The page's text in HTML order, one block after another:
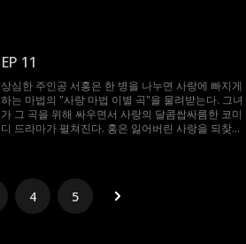
EP 11
상심한 주인공 서홍은 한 병을 나누면 사랑에 빠지게
하는 마법의 "사랑 마법 이별 곡"을 물려받는다. 그녀
가 그 곡을 위해 싸우면서 사랑의 달콤쌉싸름한 코미
디 드라마가 펼쳐진다. 홍은 잃어버린 사랑을 되찾고
4 5